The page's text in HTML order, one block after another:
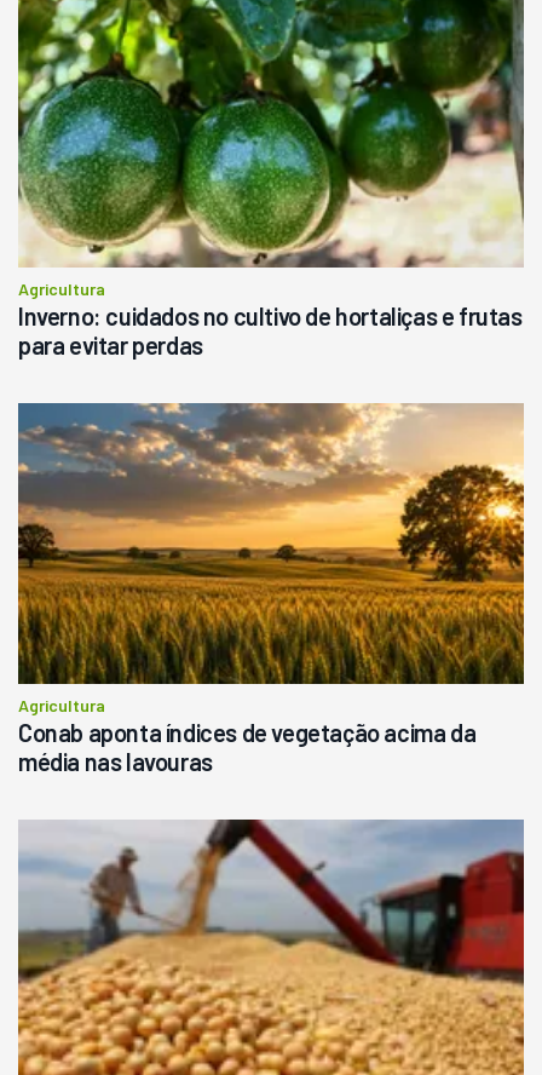
Agricultura
Inverno: cuidados no cultivo de hortaliças e frutas
para evitar perdas
Agricultura
Conab aponta índices de vegetação acima da
média nas lavouras